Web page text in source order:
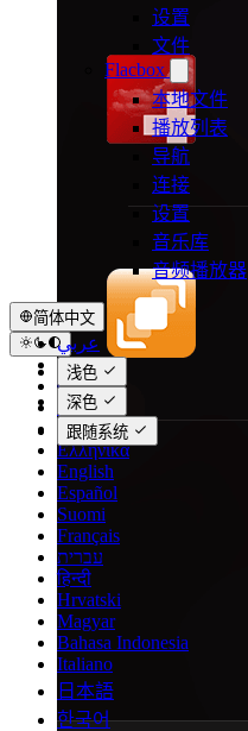
设置
文件
Flacbox
本地文件
播放列表
导航
连接
设置
音乐库
音频播放器
简体中文
عربي
Català
Čeština
Dansk
Deutsch
Ελληνικά
English
Español
Suomi
Français
עברית
हिन्दी
Hrvatski
Magyar
Bahasa Indonesia
Italiano
日本語
한국어
浅色
深色
跟随系统